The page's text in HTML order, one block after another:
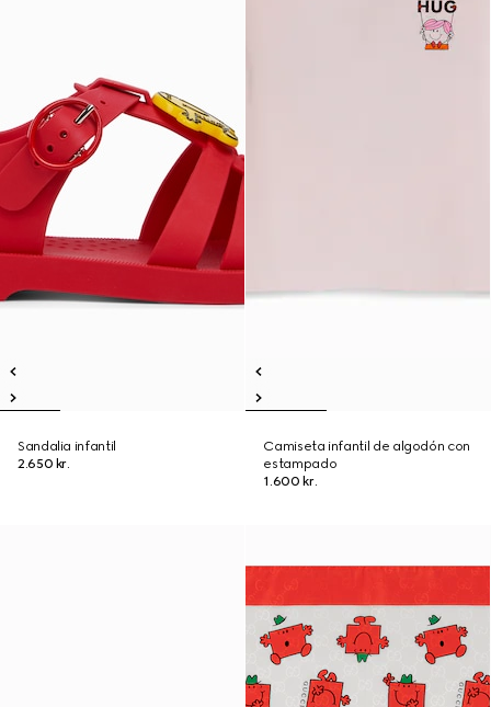
Sandalia infantil
2.650 kr.
Camiseta infantil de algodón con
estampado
1.600 kr.